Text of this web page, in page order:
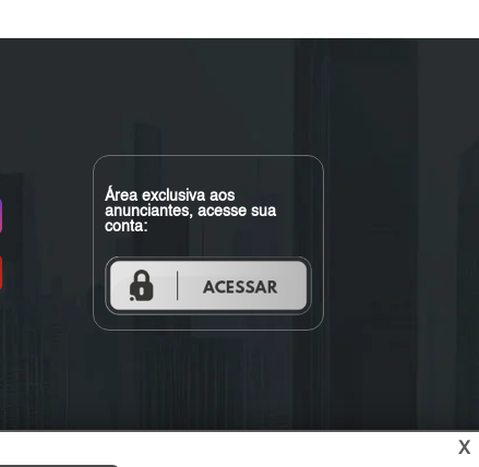
Área exclusiva aos
anunciantes, acesse sua
conta:
X